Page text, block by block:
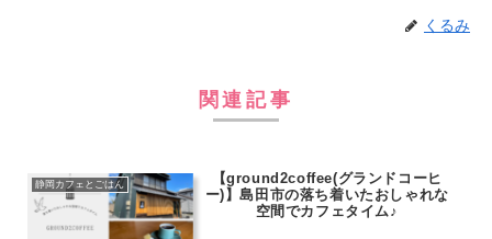
くるみ
関連記事
静岡カフェとごはん
【ground2coffee(グランドコーヒ
ー)】島田市の落ち着いたおしゃれな
空間でカフェタイム♪